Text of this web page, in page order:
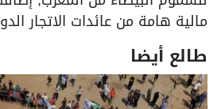
مالية هامة من عائدات الاتجار
طالع أيضا